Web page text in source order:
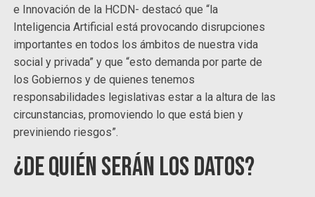
e Innovación de la HCDN- destacó que “la
Inteligencia Artificial está provocando disrupciones
importantes en todos los ámbitos de nuestra vida
social y privada” y que “esto demanda por parte de
los Gobiernos y de quienes tenemos
responsabilidades legislativas estar a la altura de las
circunstancias, promoviendo lo que está bien y
previniendo riesgos”.
¿De quién serán los datos?